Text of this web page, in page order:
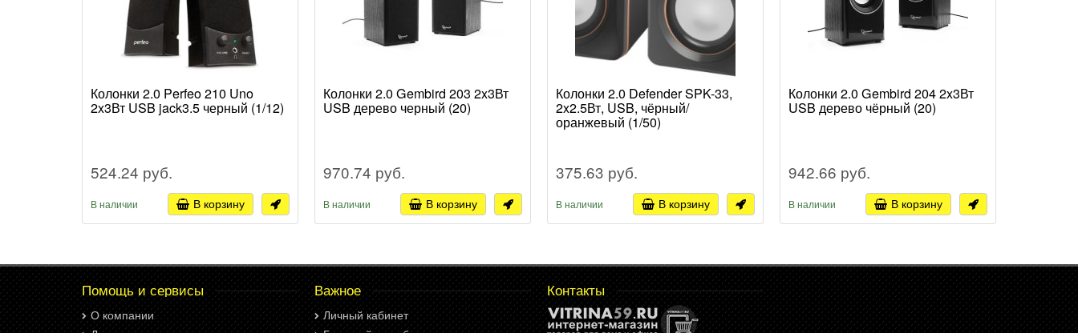
Колонки 2.0 Perfeo 210 Uno
2x3Вт USB jack3.5 черный (1/12)
524.24 руб.
В наличии В корзину
Колонки 2.0 Gembird 203 2x3Вт
USB дерево черный (20)
970.74 руб.
В наличии В корзину
Колонки 2.0 Defender SPK-33,
2x2.5Вт, USB, чёрный/
оранжевый (1/50)
375.63 руб.
В наличии В корзину
Колонки 2.0 Gembird 204 2x3Вт
USB дерево чёрный (20)
942.66 руб.
В наличии В корзину
Помощь и сервисы
О компании
Важное
Личный кабинет
Контакты